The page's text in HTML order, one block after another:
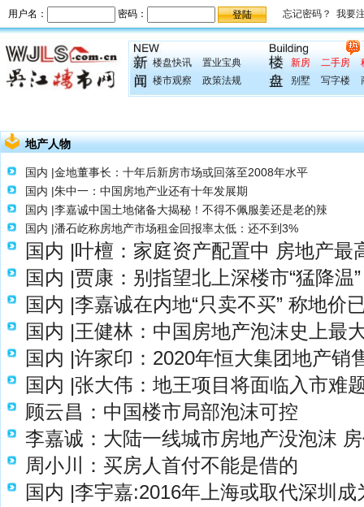
楼盘快讯
置业宝典
楼市观察
政策法规
新房 二手房
别墅
写字楼
地产人物
国内 |金地董事长：十年后新房市场或回落至2008年水平
国内 |朱中一：中国房地产业还有十年发展期
国内 |李嘉诚中国土地储备大揭秘！不得不佩服姜还是老的辣
国内 |潘石屹称房地产市场租金回报率太低：还不到3%
国内 |叶檀：家庭资产配置中 房地产最
国内 |贾康：别指望北上深楼市“猛降温
国内 |李嘉诚在内地“只卖不买” 称地价
国内 |王健林：中国房地产泡沫史上最
国内 |许家印：2020年恒大集团地产销
国内 |张大伟：地王项目将面临入市难
顾云昌：中国楼市局部泡沫可控
李嘉诚：大陆一线城市房地产没泡沫 房
周小川：买房人首付不能是借的
国内 |李宇嘉:2016年上海或取代深圳